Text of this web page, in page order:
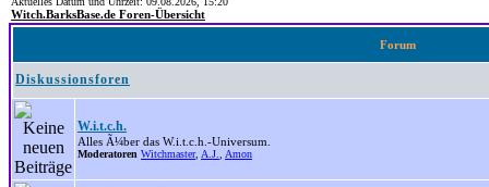
Witch.BarksBase.de Foren-Übersicht
Forum
Diskussionsforen
W.i.t.c.h.
Alles Ã¼ber das W.i.t.c.h.-Universum.
Moderatoren Witchmaster, A.J. Amon